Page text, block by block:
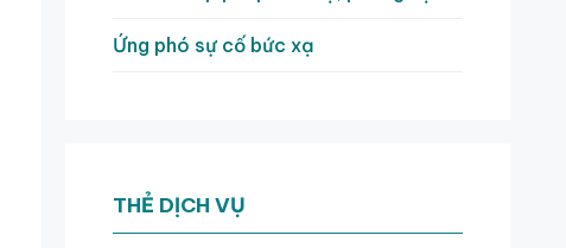
Ứng phó sự cố bức xạ
THẺ DỊCH VỤ